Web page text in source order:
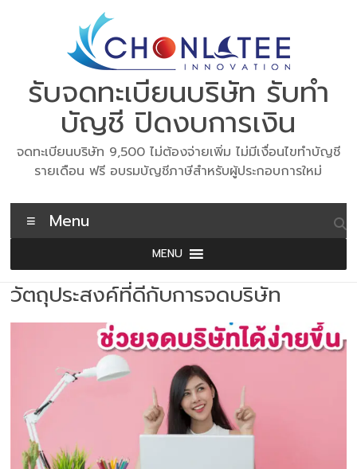
รับจดทะเบียนบริษัท รับทำ
บัญชี ปิดงบการเงิน
จดทะเบียนบริษัท 9,500 ไม่ต้องจ่ายเพิ่ม ไม่มีเงื่อนไขทำบัญชี
รายเดือน ฟรี อบรมบัญชีภาษีสำหรับผู้ประกอบการใหม่
Menu
MENU
วัตถุประสงค์ที่ดีกับการจดบริษัท